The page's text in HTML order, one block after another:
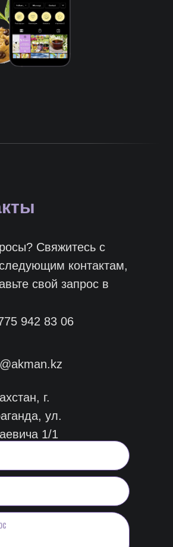
Свяжитесь с
контактам,
свой запрос в
942 83 06
г.
ул.
1/1